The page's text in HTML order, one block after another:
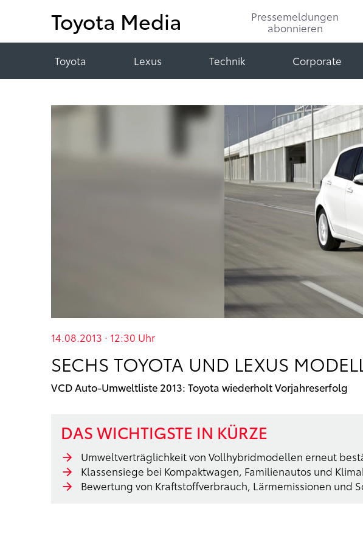
Toyota Media
Pressemeldungen
abonnieren
Toyota Lexus Technik Corporate
14.08.2013 · 12:30 Uhr
SECHS TOYOTA UND LEXUS
VCD Auto-Umweltliste 2013: Toyota wiederholt Vorjahreserfolg
DAS WICHTIGSTE IN KÜRZE
Umweltverträglichkeit von Vollhybridmodellen erneut
Klassensiege bei Kompaktwagen, Familienautos und
Bewertung von Kraftstoffverbrauch, Lärmemissionen und